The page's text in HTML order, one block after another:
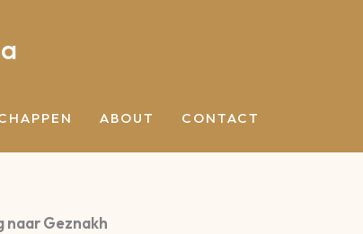
ABOUT CONTACT
naar Geznakh